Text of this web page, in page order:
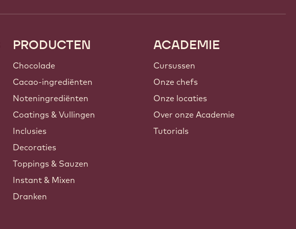
PRODUCTEN
Chocolade
Cacao-ingrediënten
Noteningrediënten
Coatings & Vullingen
Inclusies
Decoraties
Toppings & Sauzen
Instant & Mixen
Dranken
ACADEMIE
Cursussen
Onze chefs
Onze locaties
Over onze Academie
Tutorials